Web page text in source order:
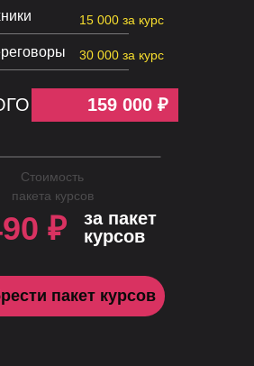
15 000 за курс
30 000 за курс
159 000 ₽
Стоимость
пакета курсов
₽
за пакет
курсов
пакет курсов